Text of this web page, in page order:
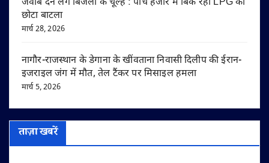
जवाब देने लगे बिजली के चूल्हे : पांच हजार में बिक रहा LPG का
छोटा बाटला
मार्च 28, 2026
नागौर-राजस्थान के डेगाना के खींवताना निवासी दिलीप की ईरान-
इजराइल जंग में मौत, तेल टैंकर पर मिसाइल हमला
मार्च 5, 2026
ताज़ा खबरें